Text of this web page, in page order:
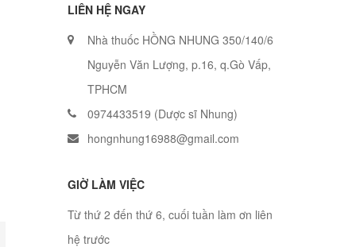
LIÊN HỆ NGAY
Nhà thuốc HỒNG NHUNG 350/140/6
Nguyễn Văn Lượng, p.16, q.Gò Vấp,
TPHCM
0974433519 (Dược sĩ Nhung)
hongnhung16988@gmail.com
GIỜ LÀM VIỆC
Từ thứ 2 đến thứ 6, cuối tuần làm ơn liên
hệ trước